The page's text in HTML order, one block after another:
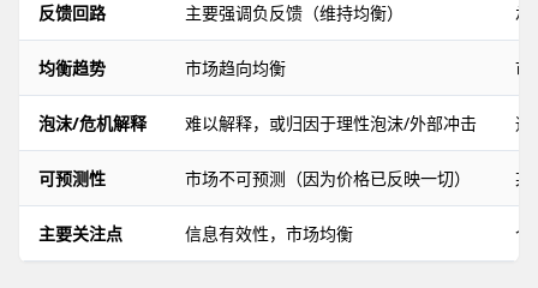
反馈回路 主要强调负反馈（维持均衡） 承
均衡趋势 市场趋向均衡 市
泡沫/危机解释 难以解释，或归因于理性泡沫/外部冲击 通
可预测性 市场不可预测（因为价格已反映一切） 某
主要关注点 信息有效性，市场均衡 个